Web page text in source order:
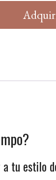
tu estilo